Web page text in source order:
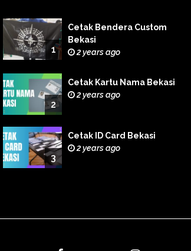
1
Cetak Bendera Custom
Bekasi
2 years ago
2
Cetak Kartu Nama Bekasi
2 years ago
3
Cetak ID Card Bekasi
2 years ago